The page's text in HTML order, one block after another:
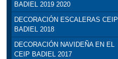
BADIEL 2019 2020
DECORACIÓN ESCALERAS CEIP
BADIEL 2018
DECORACIÓN NAVIDEÑA EN EL
CEIP BADIEL 2017